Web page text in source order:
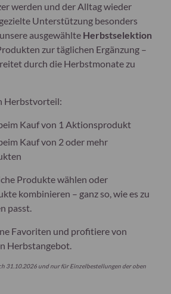
werden und der Alltag wieder
Unterstützung besonders
ausgewählte Herbstselektion
zur täglichen Ergänzung –
durch die Herbstmonate zu
Herbstvorteil:
Kauf von 1 Aktionsprodukt
Kauf von 2 oder mehr
Produktewählen oder
kombinieren – ganz so, wie es zu
passt.
Favoriten und profitiere von
Herbstangebot.
31.10.2026 und nur für Einzelbestellungen der oben